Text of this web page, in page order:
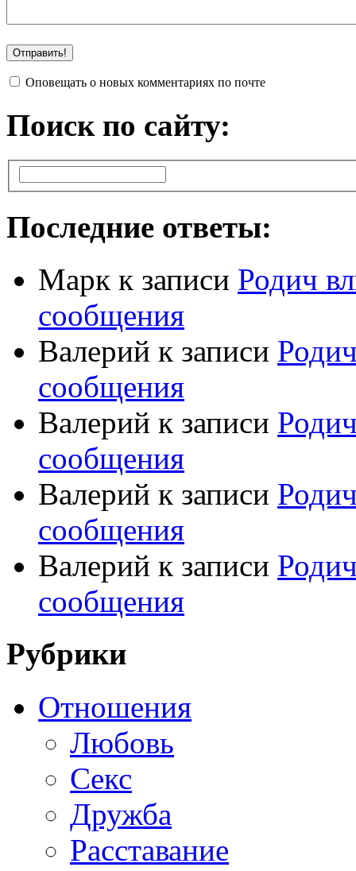
Оповещать о новых комментариях по почте
Поиск по сайту:
Последние ответы:
Марк к записи Родич
сообщения
Валерий к записи
сообщения
Валерий к записи
сообщения
Валерий к записи
сообщения
Валерий к записи
сообщения
Рубрики
Отношения
Любовь
Секс
Дружба
Расставание